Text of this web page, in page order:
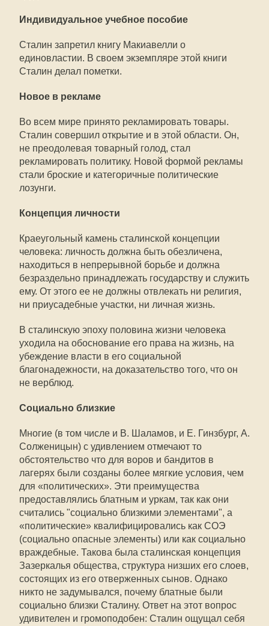
Индивидуальное учебное пособие
Сталин запретил книгу Макиавелли о
единовластии. В своем экземпляре этой книги
Сталин делал пометки.
Новое в рекламе
Во всем мире принято рекламировать товары.
Сталин совершил открытие и в этой области. Он,
не преодолевая товарный голод, стал
рекламировать политику. Новой формой рекламы
стали броские и категоричные политические
лозунги.
Концепция личности
Краеугольный камень сталинской концепции
человека: личность должна быть обезличена,
находиться в непрерывной борьбе и должна
безраздельно принадлежать государству и служить
ему. От этого ее не должны отвлекать ни религия,
ни приусадебные участки, ни личная жизнь.
В сталинскую эпоху половина жизни человека
уходила на обоснование его права на жизнь, на
убеждение власти в его социальной
благонадежности, на доказательство того, что он
не верблюд.
Социально близкие
Многие (в том числе и В. Шаламов, и Е. Гинзбург, А.
Солженицын) с удивлением отмечают то
обстоятельство что для воров и бандитов в
лагерях были созданы более мягкие условия, чем
для «политических». Эти преимущества
предоставлялись блатным и уркам, так как они
считались "социально близкими элементами", а
«политические» квалифицировались как СОЭ
(социально опасные элементы) или как социально
враждебные. Такова была сталинская концепция
Зазеркалья общества, структура низших его слоев,
состоящих из его отверженных сынов. Однако
никто не задумывался, почему блатные были
социально близки Сталину. Ответ на этот вопрос
удивителен и громоподобен: Сталин ощущал себя